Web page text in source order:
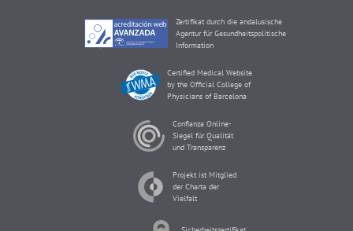
Zertifikat durch die andalusische
Agentur für Gesundheitspolitische
Information
Certified Medical Website
by the Official College of
Physicians of Barcelona
Confianza Online-
Siegel für Qualität
und Transparenz
Projekt ist Mitglied
der Charta der
Vielfalt